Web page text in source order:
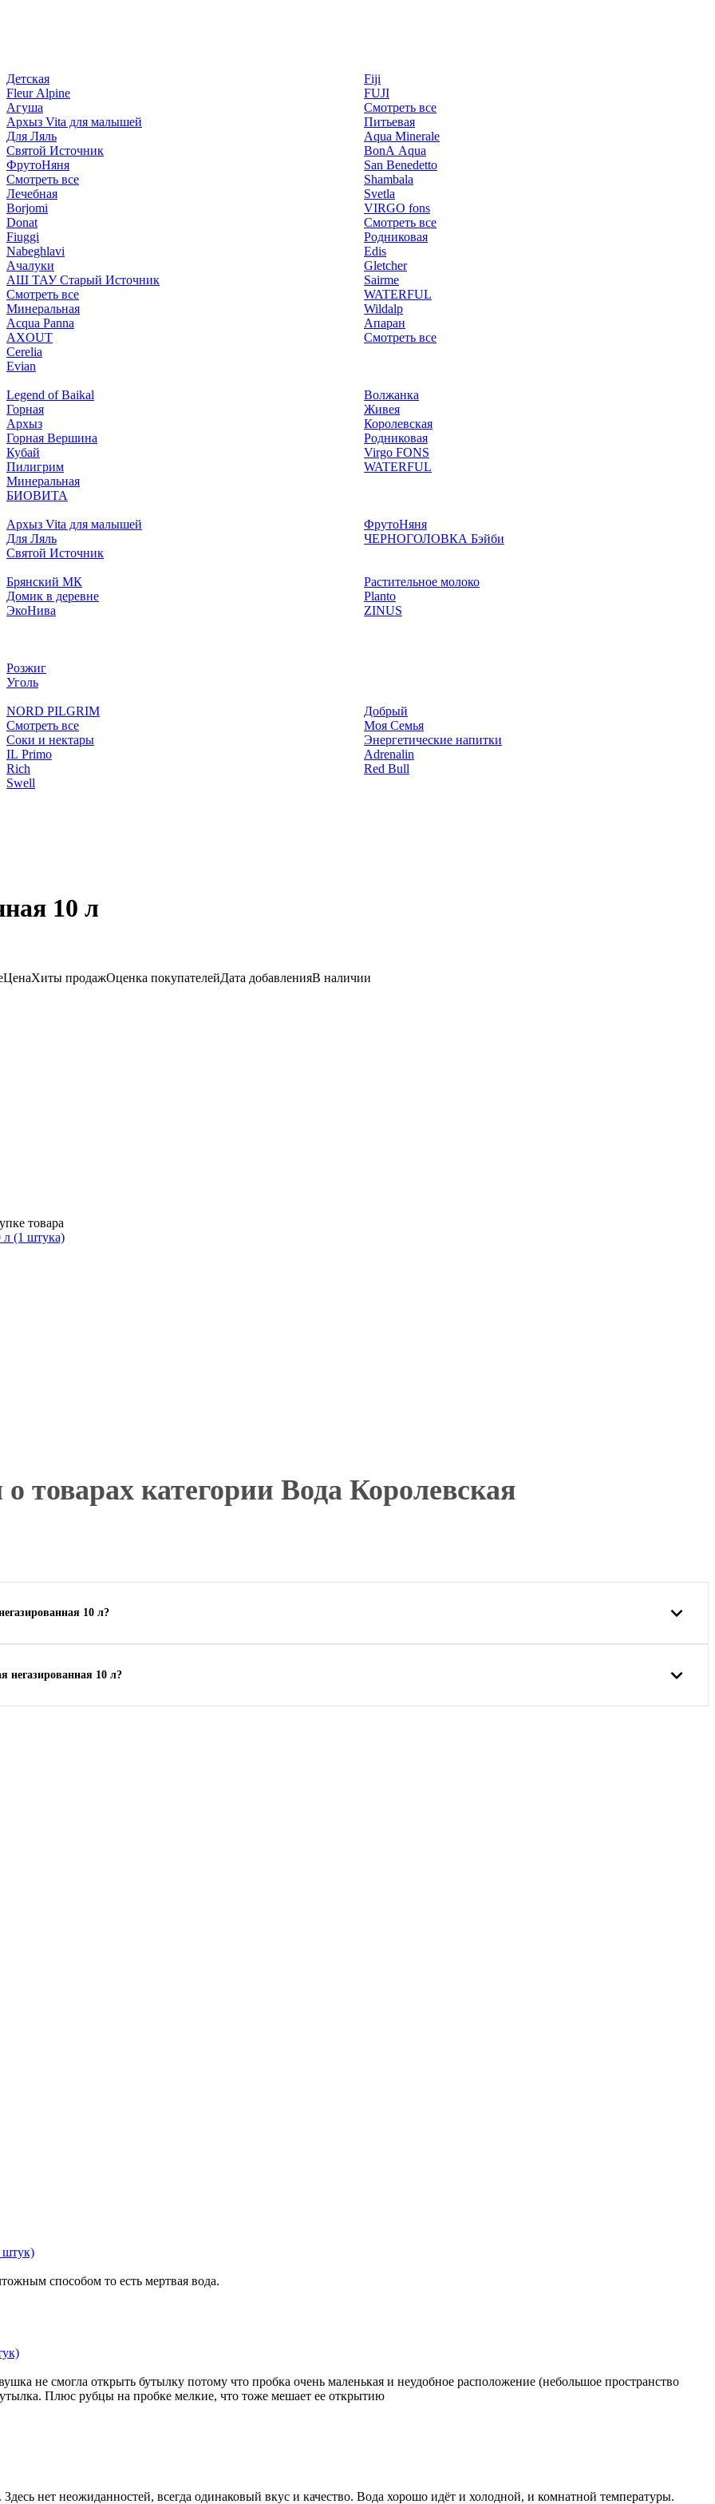
Детская
Fleur Alpine
Агуша
Архыз Vita для малышей
Для Ляль
Святой Источник
ФрутоНяня
Смотреть все
Лечебная
Borjomi
Donat
Fiuggi
Nabeghlavi
Ачалуки
АШ ТАУ Старый Источник
Смотреть все
Минеральная
Acqua Panna
AXOUT
Cerelia
Evian
Fiji
FUJI
Смотреть все
Питьевая
Aqua Minerale
BonA Aqua
San Benedetto
Shambala
Svetla
VIRGO fons
Смотреть все
Родниковая
Edis
Gletcher
Sairme
WATERFUL
Wildalp
Апаран
Смотреть все
Legend of Baikal
Горная
Архыз
Горная Вершина
Кубай
Пилигрим
Минеральная
БИОВИТА
Волжанка
Живея
Королевская
Родниковая
Virgo FONS
WATERFUL
Архыз Vita для малышей
Для Ляль
Святой Источник
ФрутоНяня
ЧЕРНОГОЛОВКА Бэйби
Брянский МК
Домик в деревне
ЭкоНива
Растительное молоко
Planto
ZINUS
Розжиг
Уголь
NORD PILGRIM
Смотреть все
Соки и нектары
IL Primo
Rich
Swell
Добрый
Моя Семья
Энергетические напитки
Adrenalin
Red Bull
10 л
ЦенаХиты продажОценка покупателейДата добавленияВ наличии
товара
л (1 штука)
товарах категории Вода Королевская
10 л?
негазированная 10 л?
штук)
способом то есть мертвая вода.
не смогла открыть бутылку потому что пробка очень маленькая и неудобное расположение (небольшое пространство
Плюс рубцы на пробке мелкие, что тоже мешает ее открытию
нет неожиданностей, всегда одинаковый вкус и качество. Вода хорошо идёт и холодной, и комнатной температуры.